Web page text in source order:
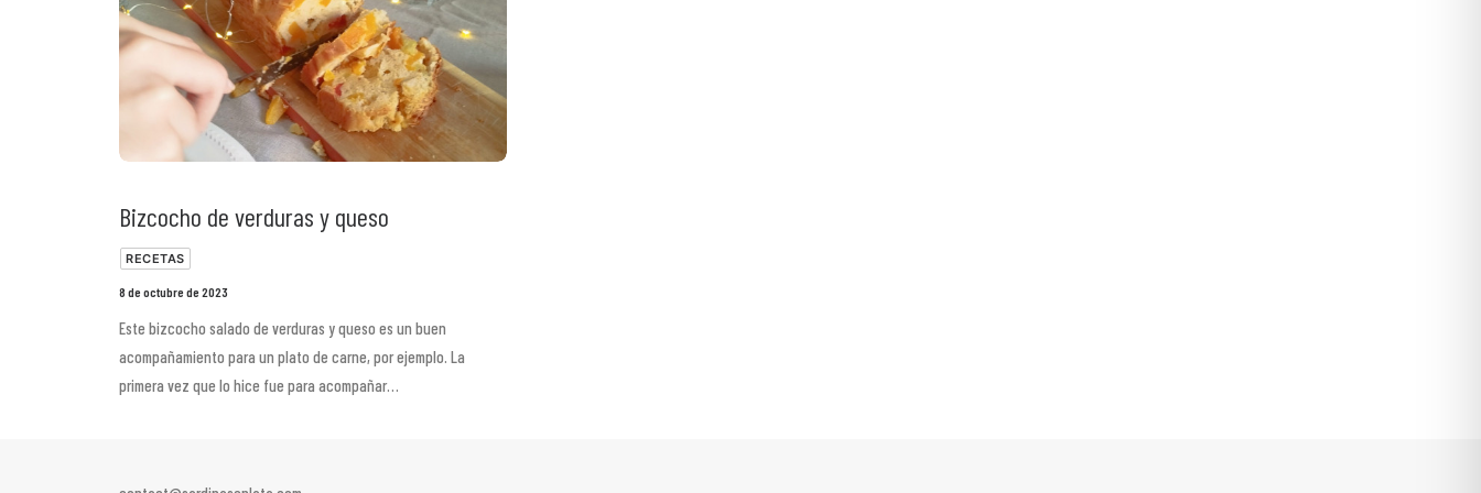
Bizcocho de verduras y queso
RECETAS
8 de octubre de 2023
Este bizcocho salado de verduras y queso es un buen
acompañamiento para un plato de carne, por ejemplo. La
primera vez que lo hice fue para acompañar…